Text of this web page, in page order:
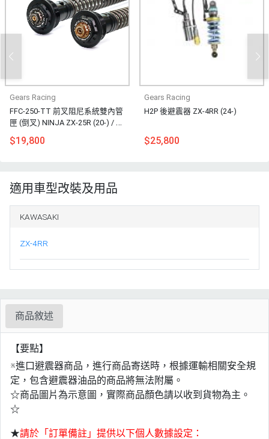
Gears Racing
FFC-250-TT 前叉阻尼系統雙內管
匣 (倒叉) NINJA ZX-25R (20-) / Z
$19,800
Gears Racing
H2P 後避震器 ZX-4RR (24-)
$25,800
適用車型改裝及用品
KAWASAKI
ZX-4RR
商品敘述
【要點】
※進口避震器商品，進行商品寄送時，根據運輸相關安全規
定，包含避震器油品的商品將無法附屬。
☆商品圖片為示意圖，實際商品顏色請以收到貨物為主。
☆
★請於「訂單備註」提供以下個人數據設定：